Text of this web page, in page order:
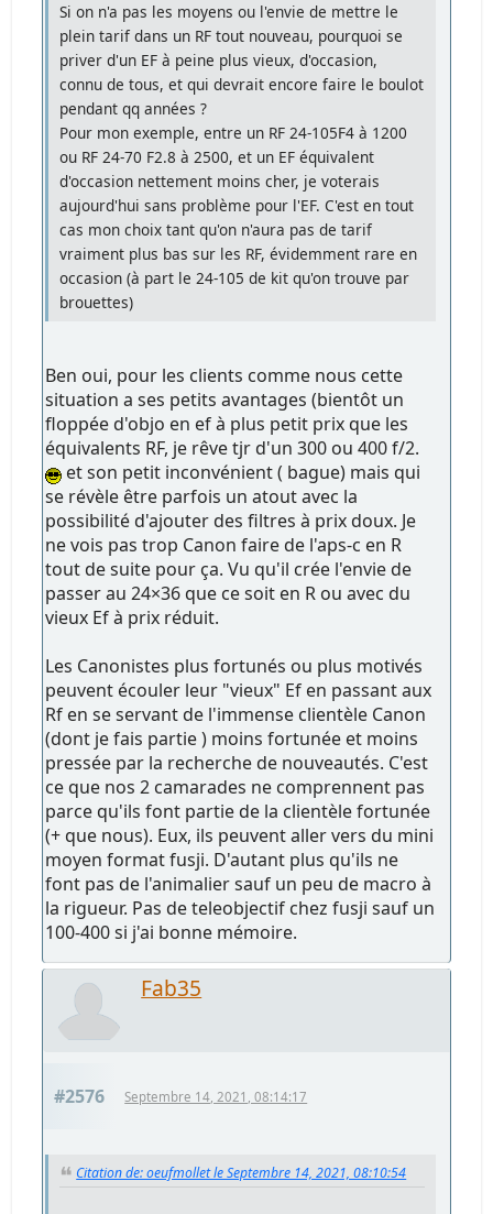
Si on n'a pas les moyens ou l'envie de mettre le
plein tarif dans un RF tout nouveau, pourquoi se
priver d'un EF à peine plus vieux, d'occasion,
connu de tous, et qui devrait encore faire le boulot
pendant qq années ?
Pour mon exemple, entre un RF 24-105F4 à 1200
ou RF 24-70 F2.8 à 2500, et un EF équivalent
d'occasion nettement moins cher, je voterais
aujourd'hui sans problème pour l'EF. C'est en tout
cas mon choix tant qu'on n'aura pas de tarif
vraiment plus bas sur les RF, évidemment rare en
occasion (à part le 24-105 de kit qu'on trouve par
brouettes)
Ben oui, pour les clients comme nous cette
situation a ses petits avantages (bientôt un
floppée d'objo en ef à plus petit prix que les
équivalents RF, je rêve tjr d'un 300 ou 400 f/2.
et son petit inconvénient ( bague) mais qui
se révèle être parfois un atout avec la
possibilité d'ajouter des filtres à prix doux. Je
ne vois pas trop Canon faire de l'aps-c en R
tout de suite pour ça. Vu qu'il crée l'envie de
passer au 24×36 que ce soit en R ou avec du
vieux Ef à prix réduit.
Les Canonistes plus fortunés ou plus motivés
peuvent écouler leur "vieux" Ef en passant aux
Rf en se servant de l'immense clientèle Canon
(dont je fais partie ) moins fortunée et moins
pressée par la recherche de nouveautés. C'est
ce que nos 2 camarades ne comprennent pas
parce qu'ils font partie de la clientèle fortunée
(+ que nous). Eux, ils peuvent aller vers du mini
moyen format fusji. D'autant plus qu'ils ne
font pas de l'animalier sauf un peu de macro à
la rigueur. Pas de teleobjectif chez fusji sauf un
100-400 si j'ai bonne mémoire.
Fab35
#2576 Septembre 14, 2021, 08:14:17
Citation de: oeufmollet le Septembre 14, 2021, 08:10:54